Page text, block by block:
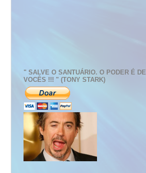
" SALVE O SANTUÁRIO. O PODER É DE
VOCÊS !!! " (TONY STARK)